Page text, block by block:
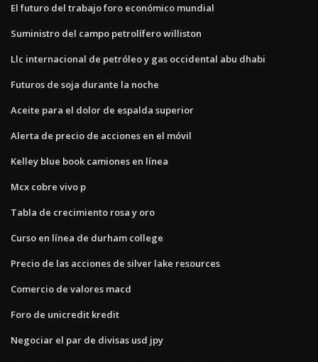
El futuro del trabajo foro económico mundial
Suministro del campo petrolífero williston
Llc internacional de petróleo y gas occidental abu dhabi
Futuros de soja durante la noche
Aceite para el dolor de espalda superior
Alerta de precio de acciones en el móvil
Kelley blue book camiones en línea
Mcx cobre vivo p
Tabla de crecimiento rosa y oro
Curso en línea de durham college
Precio de las acciones de silver lake resources
Comercio de valores macd
Foro de unicredit kredit
Negociar el par de divisas usd jpy